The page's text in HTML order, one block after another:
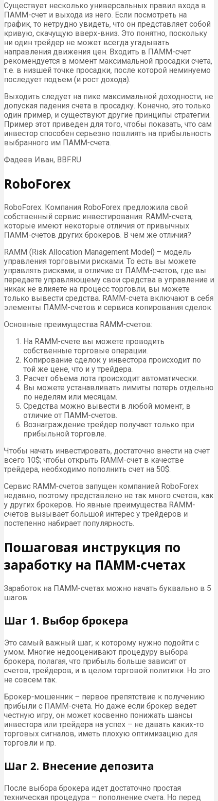
Существует несколько универсальных правил входа в
ПАММ-счет и выхода из него. Если посмотреть на
график, то нетрудно увидеть, что он представляет собой
кривую, скачущую вверх-вниз. Это понятно, поскольку
ни один трейдер не может всегда угадывать
направления движения цен. Входить в ПАММ-счет
рекомендуется в момент максимальной просадки счета,
т.е. в низшей точке просадки, после которой неминуемо
последует подъем (и рост дохода).
Выходить следует на пике максимальной доходности, не
допуская падения счета в просадку. Конечно, это только
один пример, и существуют другие принципы стратегии.
Пример этот приведен для того, чтобы показать, что сам
инвестор способен серьезно повлиять на прибыльность
выбранного им ПАММ-счета.
Фадеев Иван, BBF.RU
RoboForex
RoboForex. Компания RoboForex предложила свой
собственный сервис инвестирования: RAMM-счета,
которые имеют некоторые отличия от привычных
ПАММ-счетов других брокеров. В чем же отличия?
RAMM (Risk Allocation Management Model) – модель
управления торговыми рисками. То есть вы можете
управлять рисками, в отличие от ПАММ-счетов, где вы
передаете управляющему свои средства в управление и
никак не влияете на процесс торговли, вы можете
только вывести средства. RAMM-счета включают в себя
элементы ПАММ-счетов и сервиса копирования сделок.
Основные преимущества RAMM-счетов:
На RAMM-счете вы можете проводить
собственные торговые операции.
Копирование сделок у инвестора происходит по
той же цене, что и у трейдера.
Расчет объема лота происходит автоматически.
Вы можете устанавливать лимиты потерь отдельно
по неделям или месяцам.
Средства можно вывести в любой момент, в
отличие от ПАММ-счетов.
Вознаграждение трейдер получает только при
прибыльной торговле.
Чтобы начать инвестировать, достаточно внести на счет
всего 10$; чтобы открыть RAMM-счет в качестве
трейдера, необходимо пополнить счет на 50$.
Сервис RAMM-счетов запущен компанией RoboForex
недавно, поэтому представлено не так много счетов, как
у других брокеров. Но явные преимущества RAMM-
счетов вызывает большой интерес у трейдеров и
постепенно набирает популярность.
Пошаговая инструкция по
заработку на ПАММ-счетах
Заработок на ПАММ-счетах можно начать буквально в 5
шагов:
Шаг 1. Выбор брокера
Это самый важный шаг, к которому нужно подойти с
умом. Многие недооценивают процедуру выбора
брокера, полагая, что прибыль больше зависит от
счетов, трейдеров, и в целом торговой политики. Но это
не совсем так.
Брокер-мошенник – первое препятствие к получению
прибыли с ПАММ-счета. Но даже если брокер ведет
честную игру, он может косвенно понижать шансы
инвестора или трейдера на успех – не давать каких-то
торговых сигналов, иметь плохую оптимизацию для
торговли и пр.
Шаг 2. Внесение депозита
После выбора брокера идет достаточно простая
техническая процедура – пополнение счета. Но перед